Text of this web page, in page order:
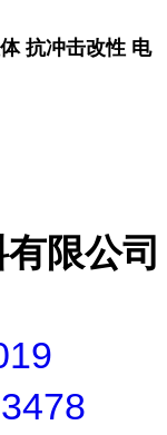
抗冲击改性 电
限公司